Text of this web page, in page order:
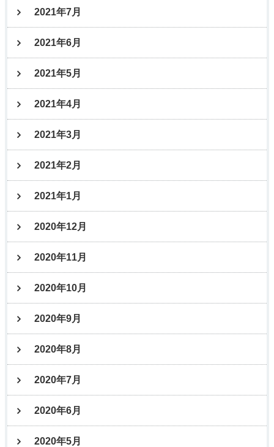
2021年7月
2021年6月
2021年5月
2021年4月
2021年3月
2021年2月
2021年1月
2020年12月
2020年11月
2020年10月
2020年9月
2020年8月
2020年7月
2020年6月
2020年5月